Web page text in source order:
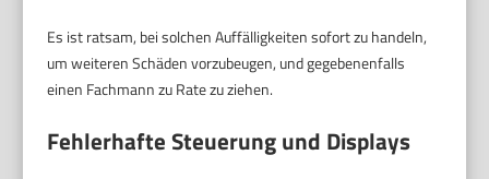
Es ist ratsam, bei solchen Auffälligkeiten sofort zu handeln,
um weiteren Schäden vorzubeugen, und gegebenenfalls
einen Fachmann zu Rate zu ziehen.
Fehlerhafte Steuerung und Displays